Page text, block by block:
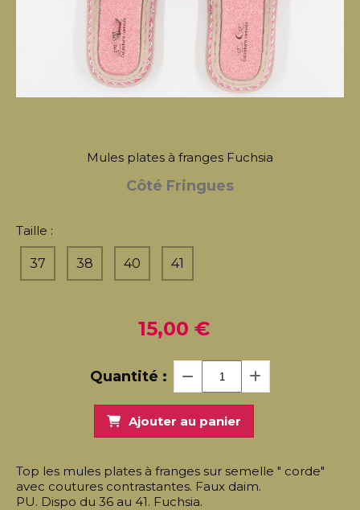
Mules plates à franges Fuchsia
Côté Fringues
Taille :
37 38 40 41
15,00 €
Quantité :
Ajouter au panier
Top les mules plates à franges sur semelle " corde"
avec coutures contrastantes. Faux daim.
PU. Dispo du 36 au 41. Fuchsia.